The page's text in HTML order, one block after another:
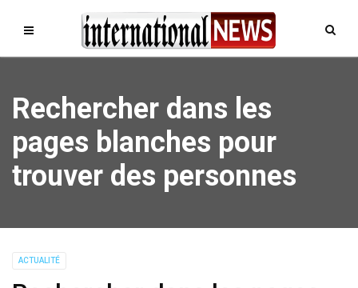
Rechercher dans les
pages blanches pour
trouver des personnes
ACTUALITÉ